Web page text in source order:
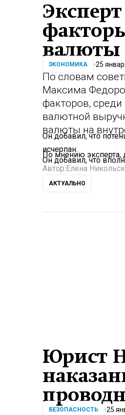
валюты
ЭКОНОМИКА 25
По словам
Максима
факторов,
валютной
валюты на
Он добавил, что
исчерпан.
По мнению эксперта,
Он добавил, что
Автор:Елена
АКТУАЛЬНО
Юрист
БЕЗОПАСНОСТЬ 25